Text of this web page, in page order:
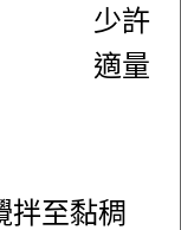
少許
適量
拌至黏稠